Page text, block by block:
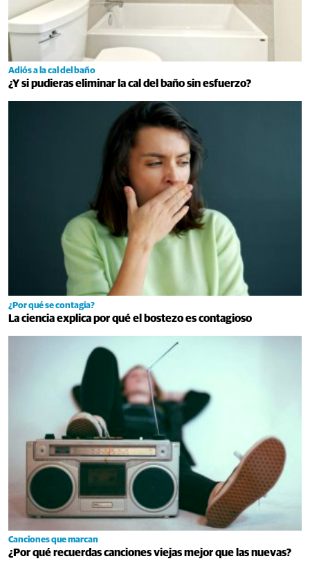
Adiós a la cal del baño
¿Y si pudieras eliminar la cal del baño sin esfuerzo?
¿Por qué se contagia?
La ciencia explica por qué el bostezo es contagioso
Canciones que marcan
¿Por qué recuerdas canciones viejas mejor que las nuevas?